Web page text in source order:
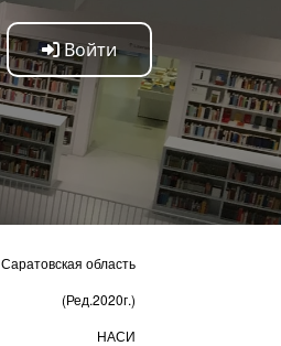
Войти
Саратовская область
(Ред.2020г.)
НАСИ